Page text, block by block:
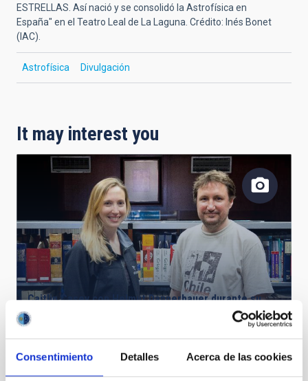
Consentimiento Detalles Acerca de las cookies
ESTRELLAS. Así nació y se consolidó la Astrofísica en
España" en el Teatro Leal de La Laguna. Crédito: Inés Bonet
(IAC).
Astrofísica Divulgación
It may interest you
Caitlin Casey con Helmut Dannerbauer durante su
estancia en el IAC